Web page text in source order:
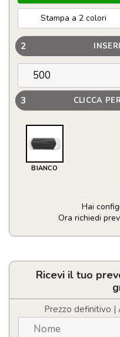
Stampa a 2 colori
2
3 CLICCA
BIANCO
Hai
Ora richiedi
Spazzola
pieghevole
personalizzato
quantità
Ricevi il tuo
Prezzo definitivo